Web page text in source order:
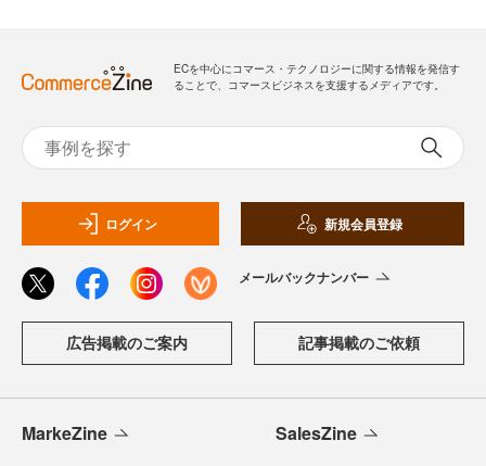
ECを中心にコマース・テクノロジーに関する情報を発信す
ることで、コマースビジネスを支援するメディアです。
ログイン 新規会員登録
メールバックナンバー
広告掲載のご案内 記事掲載のご依頼
MarkeZine SalesZine